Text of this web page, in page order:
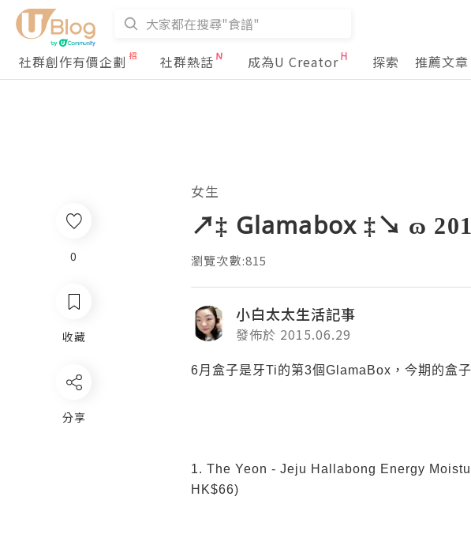
社群創作有價企劃
社群熱話 成為U Creator 探索 推薦文章
0
收藏
分享
女生
↗‡ Glamabox ‡↘ ɷ
瀏覽次數:815
小白太太生活記事
發佈於 2015.06.29
6月盒子是牙Ti的第3個GlamaBox，今期的盒
1. The Yeon - Jeju Hallabong Energy
HK$66)